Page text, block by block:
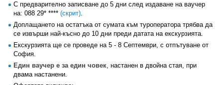
Отпътуване от София в 05:00ч. Транзитно преминаване през
Сърбия. Пристигане в перлата на Черна гора - Будванската
ривиера. Настаняване в хотел в Будва. Вечеря. Нощувка
Закуска. Отпътуване за Дубровник, преминаване с ферибот през
най-тясното място на най-красивия залив на Адриатика -
Которският. Преминаване през новия град - Дубровник с автобус и
пешеходна разходка в старата част на града: централната улица
С предварително записване до 5 дни след издаване на ваучер
на: 088 29* **** (скрит).
Доплащането на остатъка от сумата към туроператора трябва да
се извърши най-късно до 10 дни преди датата на екскурзията.
Екскурзията ще се проведе на 5 - 8 Септември, с отпътуване от
София.
Един ваучер е за един човек, настанен в двойна стая, при
двама настанени.